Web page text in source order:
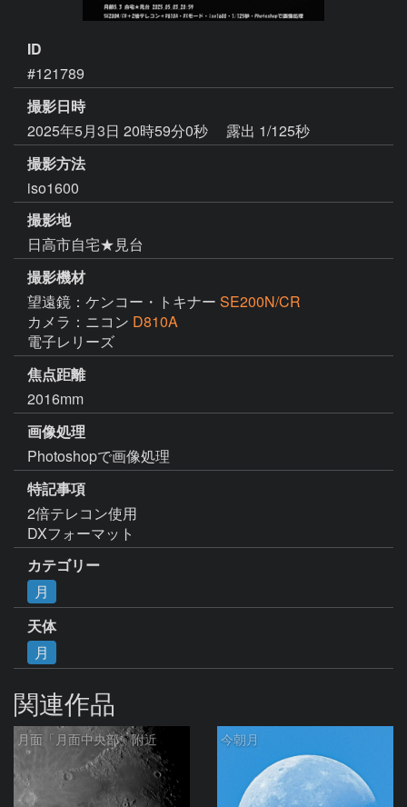
ID
#121789
撮影日時
2025年5月3日 20時59分0秒
露出 1/125秒
撮影方法
iso1600
撮影地
日高市自宅★見台
撮影機材
望遠鏡：ケンコー・トキナー SE200N/CR
カメラ：ニコン D810A
電子レリーズ
焦点距離
2016mm
画像処理
Photoshopで画像処理
特記事項
2倍テレコン使用
DXフォーマット
カテゴリー
月
天体
月
関連作品
月面「月面中央部」附近 今朝月